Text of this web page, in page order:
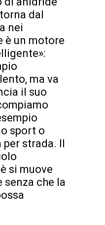
dal
nei
è un motore
ma va
il suo
sport o
per strada. Il
si muove
che la